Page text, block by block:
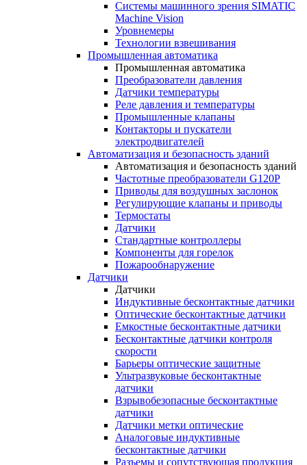
Системы машинного зрения SIMATIC
Machine Vision
Уровнемеры
Технологии взвешивания
Промышленная автоматика
Промышленная автоматика
Преобразователи давления
Датчики температуры
Реле давления и температуры
Промышленные клапаны
Контакторы и пускатели
электродвигателей
Автоматизация и безопасность зданий
Автоматизация и безопасность зданий
Частотные преобразователи G120P
Приводы для воздушных заслонок
Регулирующие клапаны и приводы
Термостаты
Датчики
Стандартные контроллеры
Компоненты для горелок
Пожарообнаружение
Датчики
Датчики
Индуктивные бесконтактные датчики
Оптические бесконтактные датчики
Емкостные бесконтактные датчики
Бесконтактные датчики контроля
скорости
Барьеры оптические защитные
Ультразвуковые бесконтактные
датчики
Взрывобезопасные бесконтактные
датчики
Датчики метки оптические
Аналоговые индуктивные
бесконтактные датчики
Разъемы и сопутствующая продукция